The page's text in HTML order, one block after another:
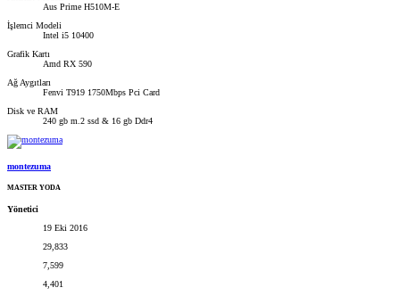
Aus Prime H510M-E
İşlemci Modeli
Intel i5 10400
Grafik Kartı
Amd RX 590
Ağ Aygıtları
Fenvi T919 1750Mbps Pci Card
Disk ve RAM
240 gb m.2 ssd & 16 gb Ddr4
montezuma
MASTER YODA
Yönetici
19 Eki 2016
29,833
7,599
4,401